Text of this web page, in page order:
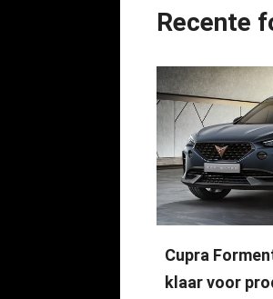
Recente
Cupra
klaar voor